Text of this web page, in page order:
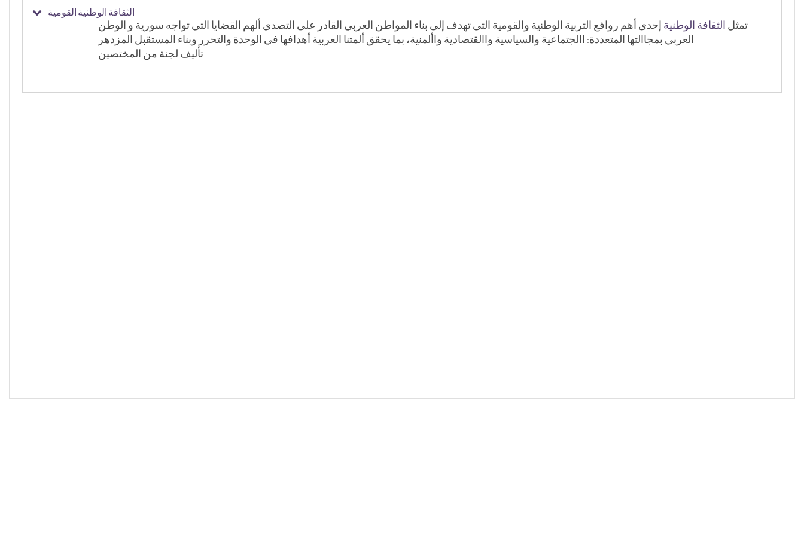
الثقافة الوطنية القومية
تمثل الثقافة الوطنية إحدى أهم روافع التربية الوطنية والقومية التي تهدف إلى بناء المواطن العربي القادر على التصدي ألهم القضايا التي تواجه سورية و الوطن
تأليف لجنة من المختصين